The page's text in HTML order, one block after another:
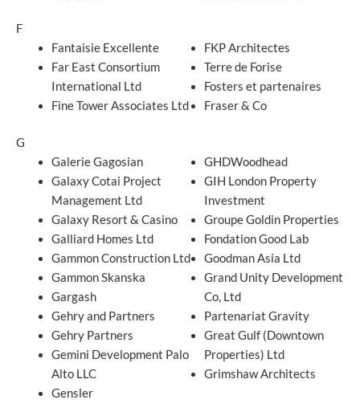
F
Fantaisie Excellente
Far East Consortium
International Ltd
Fine Tower Associates Ltd
FKP Architectes
Terre de Forise
Fosters et partenaires
Fraser & Co
G
Galerie Gagosian
Galaxy Cotai Project
Management Ltd
Galaxy Resort & Casino
Galliard Homes Ltd
Gammon Construction Ltd
Gammon Skanska
Gargash
Gehry and Partners
Gehry Partners
Gemini Development Palo
Alto LLC
Gensler
GHDWoodhead
GIH London Property
Investment
Groupe Goldin Properties
Fondation Good Lab
Goodman Asia Ltd
Grand Unity Development
Co, Ltd
Partenariat Gravity
Great Gulf (Downtown
Properties) Ltd
Grimshaw Architects